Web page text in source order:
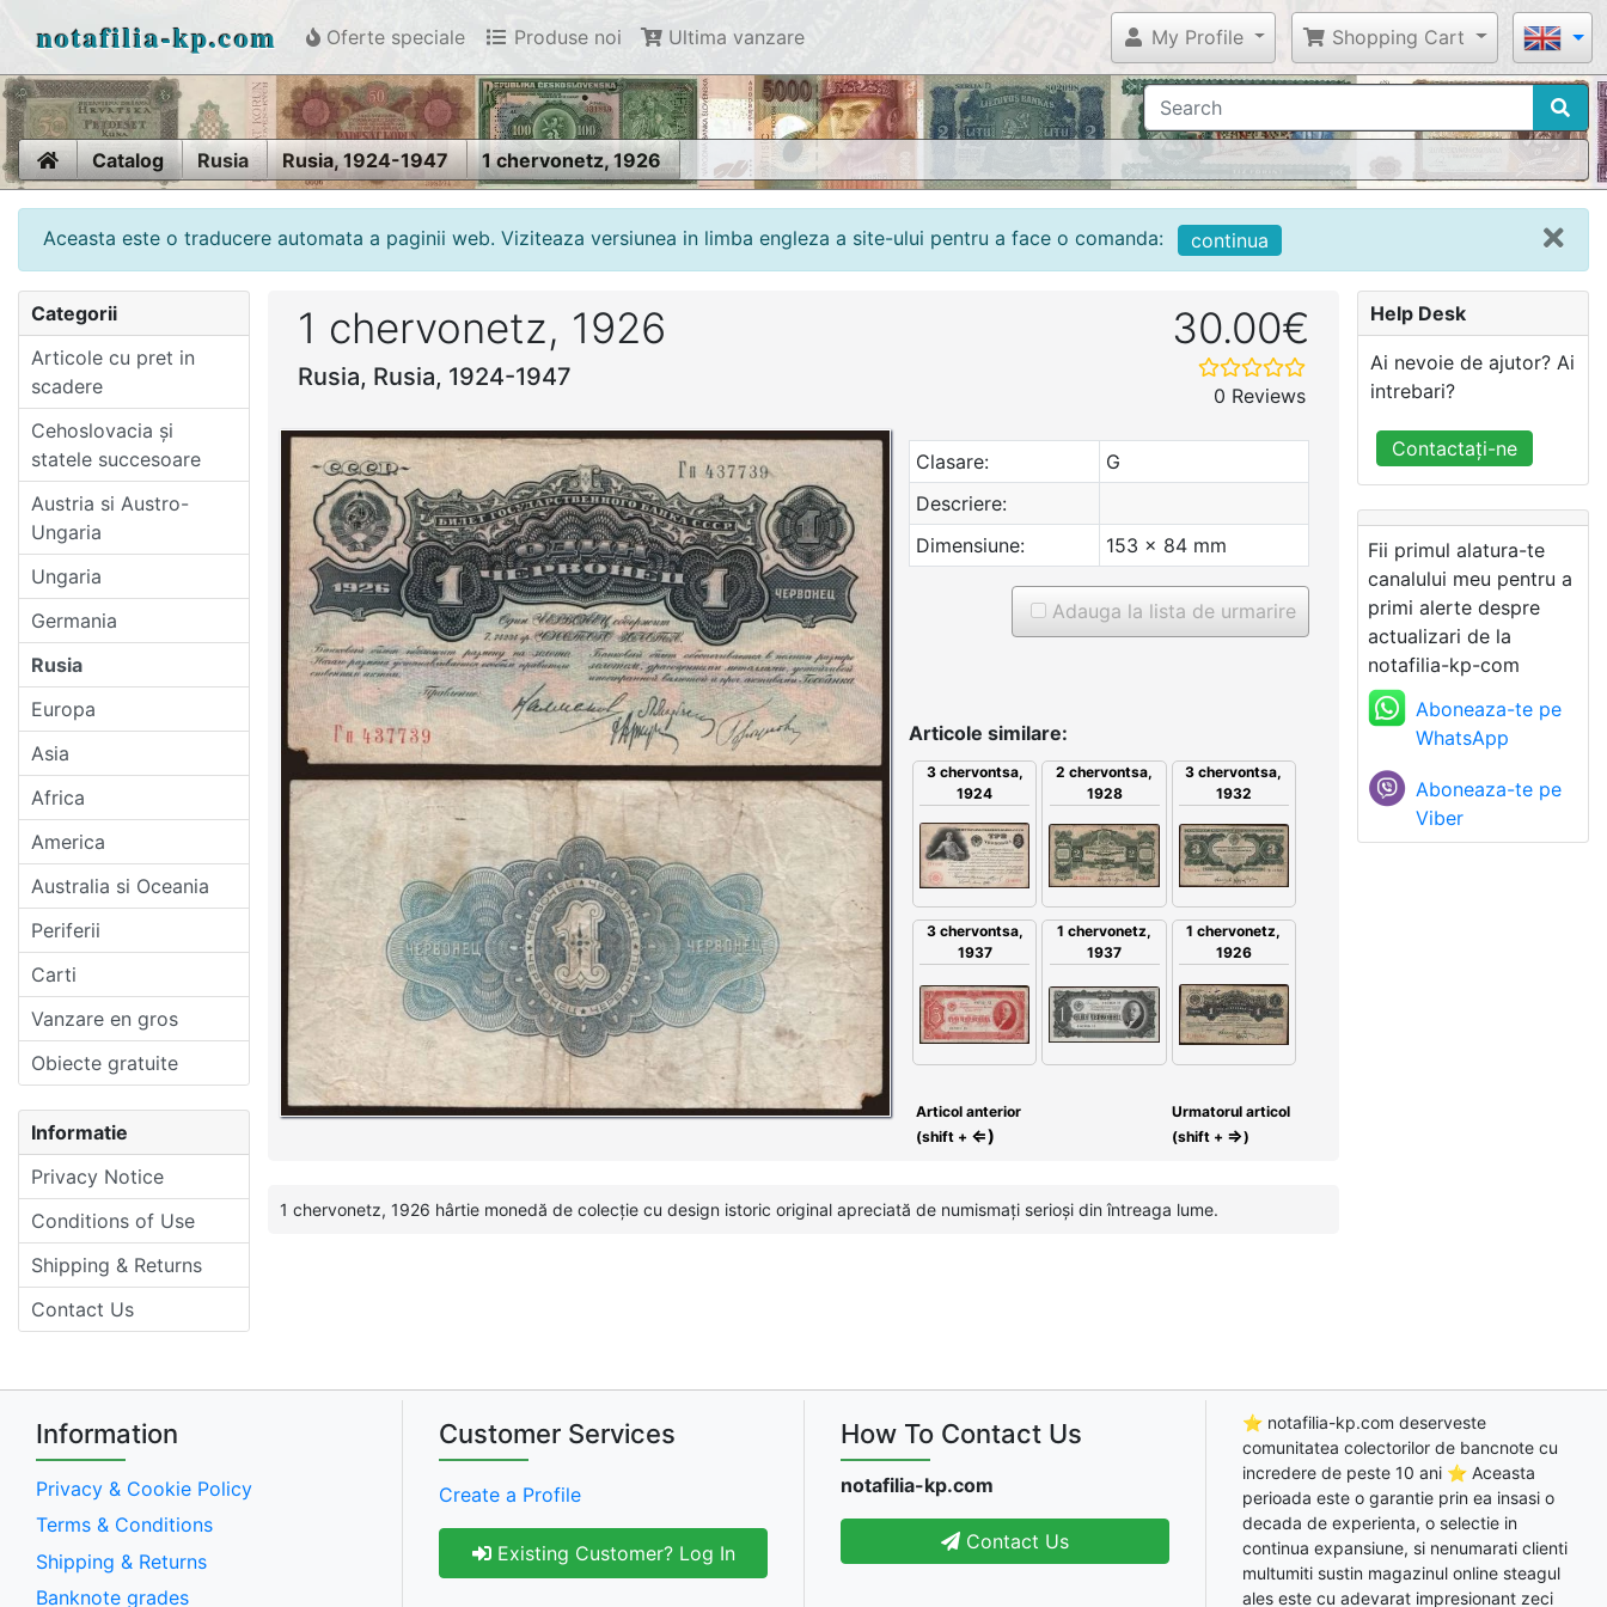
notafilia-kp.com Oferte speciale Produse noi Ultima vanzare My Profile Shopping Cart
HomeCatalog Rusia Rusia, 1924-1947 1 chervonetz, 1926
Aceasta este o traducere automata a paginii web. Viziteaza versiunea in limba engleza a site-ului pentru a face o comanda: continua
Categorii
Articole cu pret in
scadere
Cehoslovacia și
statele succesoare
Austria si Austro-
Ungaria
Ungaria
Germania
Rusia
Europa
Asia
Africa
America
Australia si Oceania
Periferii
Carti
Vanzare en gros
Obiecte gratuite
Informatie
Privacy Notice
Conditions of Use
Shipping & Returns
Contact Us
1 chervonetz, 1926
Rusia, Rusia, 1924-1947
30.00€
0 Reviews
Clasare:
G
Descriere:
Dimensiune:
153 x 84 mm
Adauga la lista de urmarire
Articole similare:
3 chervontsa,
1924
2 chervontsa,
1928
3 chervontsa,
1932
3 chervontsa,
1937
1 chervonetz,
1937
1 chervonetz,
1926
Articol anterior
(shift + ⇐)
Urmatorul articol
(shift + ⇒)
1 chervonetz, 1926 hârtie monedă de colecție cu design istoric original apreciată de numismați serioși din întreaga lume.
Help Desk
Ai nevoie de ajutor? Ai
intrebari?
Contactați-ne
Fii primul alatura-te
canalului meu pentru a
primi alerte despre
actualizari de la
notafilia-kp-com
Aboneaza-te pe
WhatsApp
Aboneaza-te pe
Viber
Information
Privacy & Cookie Policy
Terms & Conditions
Shipping & Returns
Banknote grades
Customer Services
Create a Profile
Existing Customer? Log In
How To Contact Us
notafilia-kp.com
Contact Us
⭐ notafilia-kp.com deserveste
comunitatea colectorilor de bancnote cu
incredere de peste 10 ani ⭐ Aceasta
perioada este o garantie prin ea insasi o
decada de experienta, o selectie in
continua expansiune, si nenumarati clienti
multumiti sustin magazinul online steagul
ales este cu adevarat impresionant zeci